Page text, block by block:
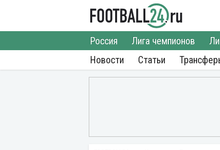
Новости
Россия Лига чемпионов
Статьи